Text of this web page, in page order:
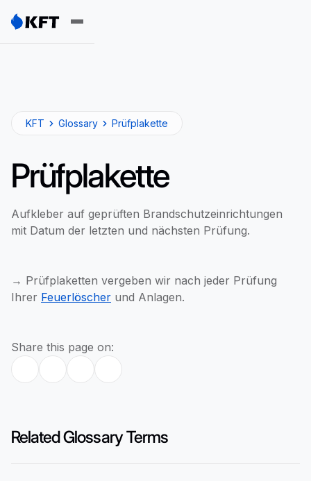
KFT Glossary Prüfplakette
Prüfplakette
Aufkleber auf geprüften Brandschutzeinrichtungen
mit Datum der letzten und nächsten Prüfung.
→ Prüfplaketten vergeben wir nach jeder Prüfung
Ihrer Feuerlöscher und Anlagen.
Share this page on:
Related Glossary Terms